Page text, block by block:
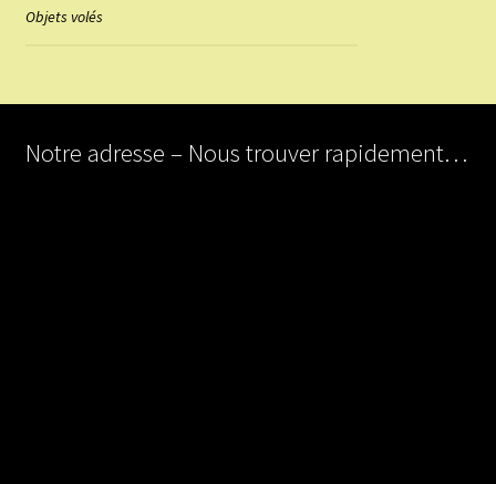
Objets volés
Notre adresse – Nous trouver rapidement…